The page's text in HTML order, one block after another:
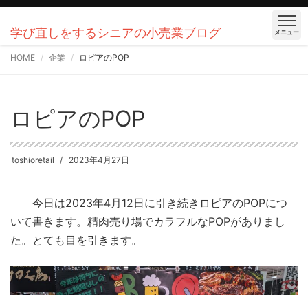
学び直しをするシニアの小売業ブログ メニュー
HOME 企業 ロピアのPOP
ロピアのPOP
toshioretail 2023年4月27日
今日は2023年4月12日に引き続きロピアのPOPにつ
いて書きます。精肉売り場でカラフルなPOPがありまし
た。とても目を引きます。